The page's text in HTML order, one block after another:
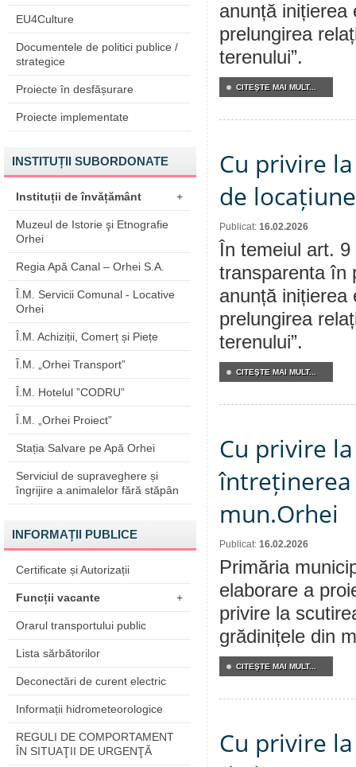
EU4Culture
Documentele de politici publice /
strategice
Proiecte în desfășurare
Proiecte implementate
INSTITUȚII SUBORDONATE
Instituții de învățământ +
Muzeul de Istorie şi Etnografie
Orhei
Regia Apă Canal – Orhei S.A.
Î.M. Servicii Comunal - Locative
Orhei
Î.M. Achiziții, Comerț și Piețe
Î.M. „Orhei Transport”
Î.M. Hotelul ”CODRU”
Î.M. „Orhei Proiect”
Stația Salvare pe Apă Orhei
Serviciul de supraveghere și
îngrijire a animalelor fără stăpân
INFORMAȚII PUBLICE
Certificate și Autorizații
Funcții vacante +
Orarul transportului public
Lista sărbătorilor
Deconectări de curent electric
Informații hidrometeorologice
REGULI DE COMPORTAMENT
ÎN SITUAŢII DE URGENŢĂ
anunță inițierea
prelungirea
terenului”.
CITEŞTE MAI MULT...
Cu privire
de
Publicat: 16.02.2026
În temeiul art.
transparenta în
anunță inițierea
prelungirea
terenului”.
CITEŞTE MAI MULT...
Cu privire
mun.Orhei
Publicat: 16.02.2026
Primăria
elaborare a
privire la
grădinițele din
CITEŞTE MAI MULT...
Cu privire